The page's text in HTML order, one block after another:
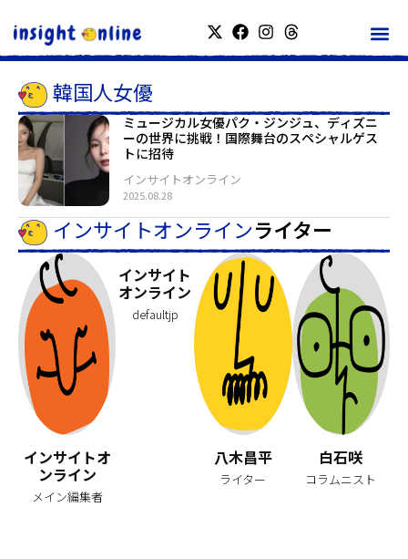
韓国人女優
ミュージカル女優パク・ジンジュ、ディズニ
ーの世界に挑戦！国際舞台のスペシャルゲス
トに招待
2025.08.28
インサイトオンライン
インサイトオンラインライター
インサイトオ
ンライン
メイン編集者
インサイト
オンライン
defaultjp
八木昌平
ライター
白石咲
コラムニスト